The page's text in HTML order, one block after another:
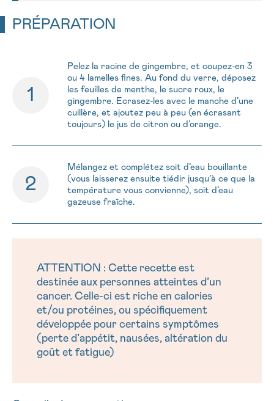
PRÉPARATION
Pelez la racine de gingembre, et coupez-en 3
ou 4 lamelles fines. Au fond du verre, déposez
les feuilles de menthe, le sucre roux, le
gingembre. Ecrasez-les avec le manche d’une
cuillère, et ajoutez peu à peu (en écrasant
toujours) le jus de citron ou d’orange.
Mélangez et complétez soit d’eau bouillante
(vous laisserez ensuite tiédir jusqu’à ce que la
température vous convienne), soit d’eau
gazeuse fraîche.
ATTENTION : Cette recette est
destinée aux personnes atteintes d’un
cancer. Celle-ci est riche en calories
et/ou protéines, ou spécifiquement
développée pour certains symptômes
(perte d’appétit, nausées, altération du
goût et fatigue)